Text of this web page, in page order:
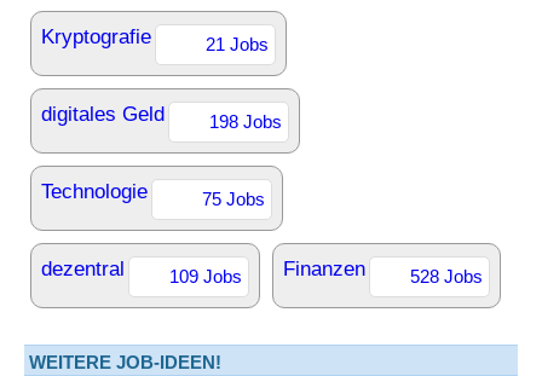
Kryptografie 21 Jobs
digitales Geld 198 Jobs
Technologie 75 Jobs
dezentral 109 Jobs Finanzen 528 Jobs
WEITERE JOB-IDEEN!